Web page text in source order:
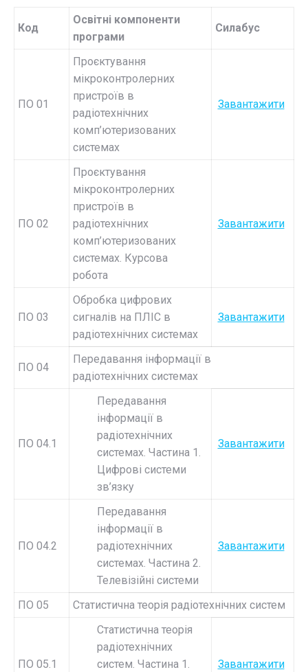
Код
Освітні компоненти
програми
Силабус
ПО 01
Проєктування
мікроконтролерних
пристроїв в
радіотехнічних
комп’ютеризованих
системах
Завантажити
ПО 02
Проєктування
мікроконтролерних
пристроїв в
радіотехнічних
комп’ютеризованих
системах. Курсова
робота
Завантажити
ПО 03
Обробка цифрових
сигналів на ПЛІС в
радіотехнічних системах
Завантажити
ПО 04
Передавання інформації в
радіотехнічних системах
ПО 04.1
Передавання
інформації в
радіотехнічних
системах. Частина 1.
Цифрові системи
зв’язку
Завантажити
ПО 04.2
Передавання
інформації в
радіотехнічних
системах. Частина 2.
Телевізійні системи
Завантажити
ПО 05 Статистична теорія радіотехнічних систем
ПО 05.1
Статистична теорія
радіотехнічних
систем. Частина 1.
Завантажити